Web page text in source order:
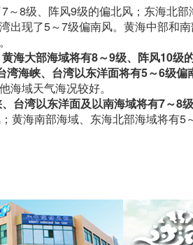
8级、阵风9级的偏北风；东海北
出现了5～7级偏南风。黄海中部和
海大部海域将有8～9级、阵风10级
海峡、台湾以东洋面将有5～6级偏
域天气海况较好。
台湾以东洋面及以南海域将有7～8
黄海南部海域、东海北部海域将有5